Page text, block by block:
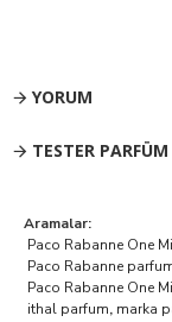
YORUM
TESTER
Aramalar:
Paco Rabanne One
Paco Rabanne
Paco Rabanne One
ithal parfum, marka